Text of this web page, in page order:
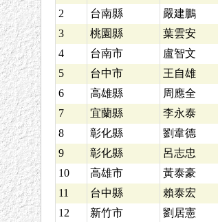
2
台南縣 嚴建鵬
3
桃園縣 葉雲安
4
台南市 盧智文
5
台中市 王自雄
6
高雄縣 周應全
7
宜蘭縣 李永泰
8
彰化縣 劉韋德
9
彰化縣 呂志忠
10
高雄市 黃泰豪
11
台中縣 賴泰宏
12
新竹市 劉居憲